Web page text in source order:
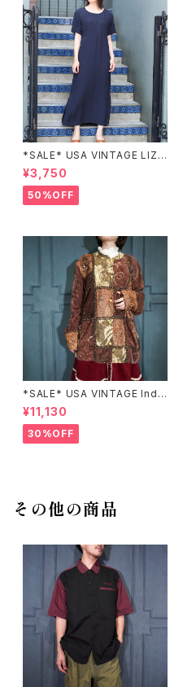
*SALE* USA VINTAGE LIZ c
laiborne EMBROIDERY DES
IGN NAVY ONE PIECE/アメリ
カ古着刺繍デザインネイビーワ
ンピース
¥3,750
50%OFF
*SALE* USA VINTAGE Indi
go moon PATCHWORK EM
BROIDERY DESIGN JACKE
T/アメリカ古着パッチワーク刺
繍ジャケット
¥11,130
30%OFF
その他の商品